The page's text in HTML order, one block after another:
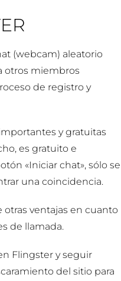
(webcam) aleatorio
otros miembros
de registro y
y gratuitas
es gratuito e
«Iniciar chat», sólo se
una coincidencia.
ventajas en cuanto
de llamada.
Flingster y seguir
del sitio para